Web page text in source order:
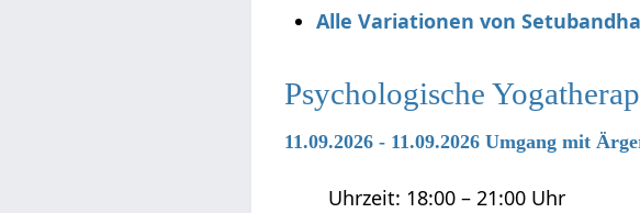
Alle Variationen von
Psychologische
11.09.2026 - 11.09.2026 Umgang mit
Uhrzeit: 18:00 – 21:00 Uhr